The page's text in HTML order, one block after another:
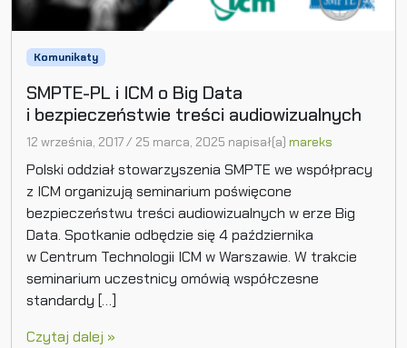
Komunikaty
SMPTE-PL i ICM o Big Data
i bezpieczeństwie treści audiowizualnych
12 września, 2017/ 25 marca, 2025 napisał(a) mareks
Polski oddział stowarzyszenia SMPTE we współpracy
z ICM organizują seminarium poświęcone
bezpieczeństwu treści audiowizualnych w erze Big
Data. Spotkanie odbędzie się 4 października
w Centrum Technologii ICM w Warszawie. W trakcie
seminarium uczestnicy omówią współczesne
standardy […]
Czytaj dalej »